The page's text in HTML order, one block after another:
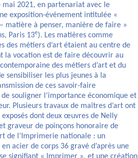
mai 2021, en partenariat avec le
exposition-événement intitulée «
matière à penser, manière de faire »
Paris 13e). Les matières comme
des métiers d’art étaient au centre de
la vocation est de faire découvrir au
des métiers d’art et du
sensibiliser les plus jeunes à la
de ces savoir-faire
souligner l’importance économique et
Plusieurs travaux de maîtres d’art ont
dont deux œuvres de Nelly
graveur de poinçons honoraire de
de l’Imprimerie nationale : un
acier de corps 36 gravé d’après une